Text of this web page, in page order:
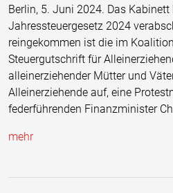
Berlin, 5. Juni 2024. Das
Jahressteuergesetz 2024
reingekommen ist die im
Steuergutschrift für
alleinerziehender Mütter und
Alleinerziehende auf, eine
federführenden Finanzminister
mehr